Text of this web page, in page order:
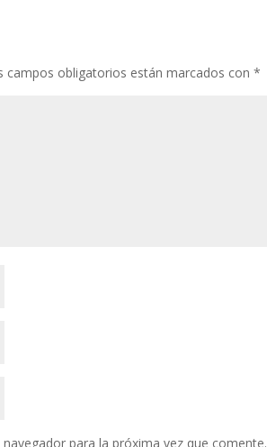
campos obligatorios están marcados con*
para la próxima vez que comente.